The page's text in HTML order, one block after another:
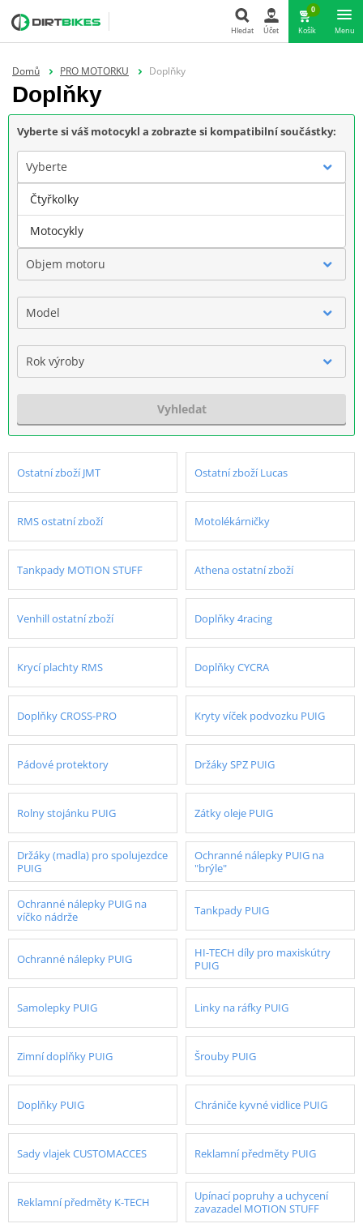
Hledat Účet
0
Košík Menu
Domů PRO MOTORKU Doplňky
Doplňky
Vyberte si váš motocykl a zobrazte si kompatibilní součástky:
Vyberte
Značka
Objem motoru
Model
Rok výroby
Vyhledat
Ostatní zboží JMT Ostatní zboží Lucas
RMS ostatní zboží Motolékárničky
Tankpady MOTION STUFF Athena ostatní zboží
Venhill ostatní zboží Doplňky 4racing
Krycí plachty RMS Doplňky CYCRA
Doplňky CROSS-PRO Kryty víček podvozku PUIG
Pádové protektory Držáky SPZ PUIG
Rolny stojánku PUIG Zátky oleje PUIG
Držáky (madla) pro spolujezdce
PUIG
Ochranné nálepky PUIG na
"brýle"
Ochranné nálepky PUIG na
víčko nádrže
Tankpady PUIG
Ochranné nálepky PUIG
HI-TECH díly pro maxiskútry
PUIG
Samolepky PUIG Linky na ráfky PUIG
Zimní doplňky PUIG Šrouby PUIG
Doplňky PUIG Chrániče kyvné vidlice PUIG
Sady vlajek CUSTOMACCES Reklamní předměty PUIG
Reklamní předměty K-TECH
Upínací popruhy a uchycení
zavazadel MOTION STUFF
Čtyřkolky
Motocykly